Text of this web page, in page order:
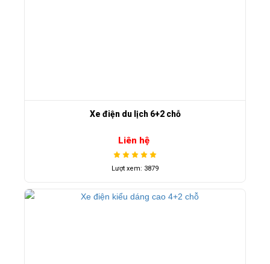
Xe điện du lịch 6+2 chỗ
Liên hệ
Lượt xem: 3879